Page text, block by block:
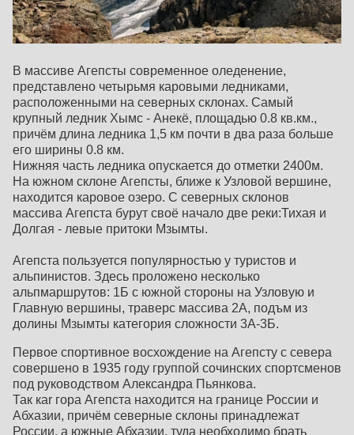
В массиве Агепсты современное оледенение,
представлено четырьмя каровыми ледниками,
расположенными на северных склонах. Самый
крупный ледник Хымс - Анекё, площадью 0.8 кв.км.,
причём длина ледника 1,5 км почти в два раза больше
его ширины 0.8 км.
Нижняя часть ледника опускается до отметки 2400м.
На южном склоне Агепсты, ближе к Узловой вершине,
находится каровое озеро. С северных склонов
массива Агепста бурут своё начало две реки:Тихая и
Долгая - левые притоки Мзымты.
Агепста пользуется популярностью у туристов и
альпинистов. Здесь проложено несколько
альпмаршрутов: 1Б с южной стороны на Узловую и
Главную вершины, траверс массива 2А, подъм из
долины Мзымты категория сложности 3А-3Б.
Первое спортивное восхождение на Агепсту с севера
совершено в 1935 году группой сочинских спортсменов
под руководством Александра Пьянкова.
Так каr гора Агепста находится на границе России и
Абхазии, причём северные склоны принадлежат
России, а южные Абхазии, туда необходимо брать